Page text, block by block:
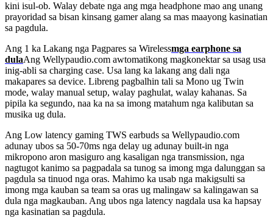
kini isul-ob. Walay debate nga ang mga headphone mao ang unang
prayoridad sa bisan kinsang gamer alang sa mas maayong kasinatian
sa pagdula.
Ang 1 ka Lakang nga Pagpares sa Wirelessmga earphone sa
dulaAng Wellypaudio.com awtomatikong magkonektar sa usag usa
inig-abli sa charging case. Usa lang ka lakang ang dali nga
makapares sa device. Libreng pagbalhin tali sa Mono ug Twin
mode, walay manual setup, walay paghulat, walay kahanas. Sa
pipila ka segundo, naa ka na sa imong matahum nga kalibutan sa
musika ug dula.
Ang Low latency gaming TWS earbuds sa Wellypaudio.com
adunay ubos sa 50-70ms nga delay ug adunay built-in nga
mikropono aron masiguro ang kasaligan nga transmission, nga
nagtugot kanimo sa pagpadala sa tunog sa imong mga dalunggan sa
pagdula sa tinuod nga oras. Mahimo ka usab nga makigsulti sa
imong mga kauban sa team sa oras ug malingaw sa kalingawan sa
dula nga magkauban. Ang ubos nga latency nagdala usa ka hapsay
nga kasinatian sa pagdula.